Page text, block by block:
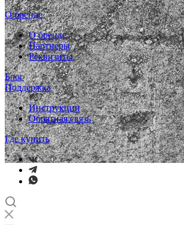
О бренде
О бренде
Партнеры
Реквизиты
Блог
Поддержка
Инструкции
Обратная связь
Где купить